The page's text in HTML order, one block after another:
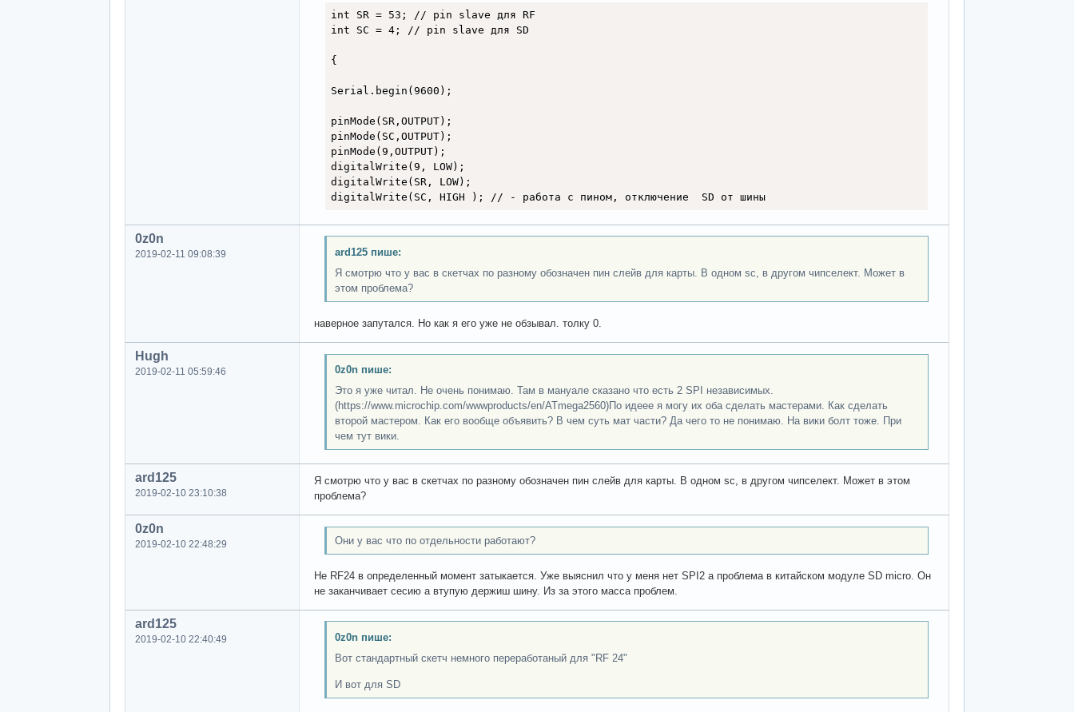
int SR = 53; // pin slave для RF
int SC = 4; // pin slave для SD
{
Serial.begin(9600);
pinMode(SR,OUTPUT);
pinMode(SC,OUTPUT);
pinMode(9,OUTPUT);
digitalWrite(9, LOW);
digitalWrite(SR, LOW);
digitalWrite(SC, HIGH ); // - работа с пином, отключение  SD от шины
0z0n
2019-02-11 09:08:39
ard125 пише:
Я смотрю что у вас в скетчах по разному обозначен пин слейв для карты. В одном sc, в другом чипселект. Может в
этом проблема?
наверное запутался. Но как я его уже не обзывал. толку 0.
Hugh
2019-02-11 05:59:46
0z0n пише:
Это я уже читал. Не очень понимаю. Там в мануале сказано что есть 2 SPI независимых.
(https://www.microchip.com/wwwproducts/en/ATmega2560)По идеее я могу их оба сделать мастерами. Как сделать
второй мастером. Как его вообще объявить? В чем суть мат части? Да чего то не понимаю. На вики болт тоже. При
чем тут вики.
ard125
2019-02-10 23:10:38
Я смотрю что у вас в скетчах по разному обозначен пин слейв для карты. В одном sc, в другом чипселект. Может в этом
проблема?
0z0n
2019-02-10 22:48:29 Они у вас что по отдельности работают?
Не RF24 в определенный момент затыкается. Уже выяснил что у меня нет SPI2 а проблема в китайском модуле SD micro. Он
не заканчивает сесию а втупую держиш шину. Из за этого масса проблем.
ard125
2019-02-10 22:40:49
0z0n пише:
Вот стандартный скетч немного переработаный для "RF 24"
И вот для SD